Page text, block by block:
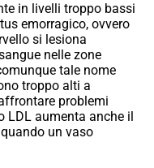
in livelli troppo bassi
emorragico, ovvero
si lesiona
nelle zone
tale nome
troppo alti a
problemi
LDL aumenta anche il
un vaso